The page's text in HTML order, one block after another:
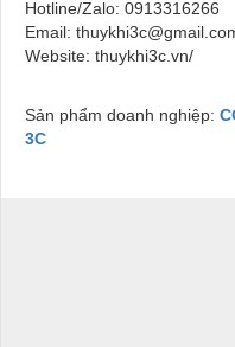
Hotline/Zalo: 0913316266
Email:
Website: thuykhi3c.vn/
Sản phẩm doanh nghiệp:
3C